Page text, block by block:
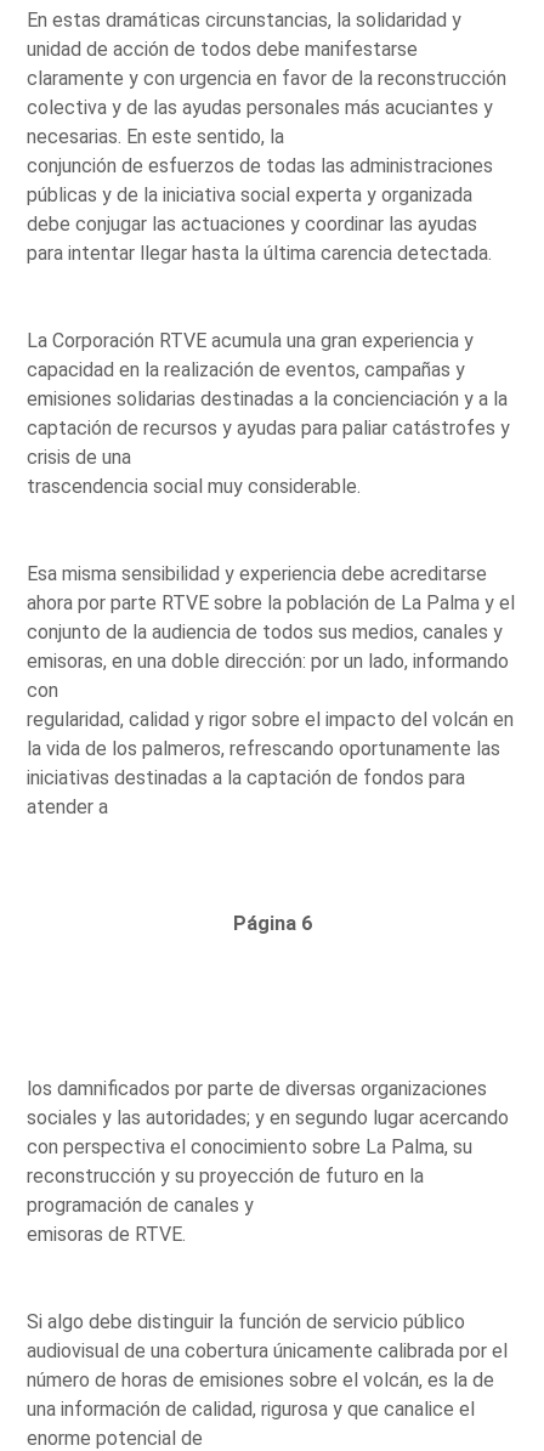
En estas dramáticas circunstancias, la solidaridad y
unidad de acción de todos debe manifestarse
claramente y con urgencia en favor de la reconstrucción
colectiva y de las ayudas personales más acuciantes y
necesarias. En este sentido, la
conjunción de esfuerzos de todas las administraciones
públicas y de la iniciativa social experta y organizada
debe conjugar las actuaciones y coordinar las ayudas
para intentar llegar hasta la última carencia detectada.
La Corporación RTVE acumula una gran experiencia y
capacidad en la realización de eventos, campañas y
emisiones solidarias destinadas a la concienciación y a la
captación de recursos y ayudas para paliar catástrofes y
crisis de una
trascendencia social muy considerable.
Esa misma sensibilidad y experiencia debe acreditarse
ahora por parte RTVE sobre la población de La Palma y el
conjunto de la audiencia de todos sus medios, canales y
emisoras, en una doble dirección: por un lado, informando
con
regularidad, calidad y rigor sobre el impacto del volcán en
la vida de los palmeros, refrescando oportunamente las
iniciativas destinadas a la captación de fondos para
atender a
Página 6
los damnificados por parte de diversas organizaciones
sociales y las autoridades; y en segundo lugar acercando
con perspectiva el conocimiento sobre La Palma, su
reconstrucción y su proyección de futuro en la
programación de canales y
emisoras de RTVE.
Si algo debe distinguir la función de servicio público
audiovisual de una cobertura únicamente calibrada por el
número de horas de emisiones sobre el volcán, es la de
una información de calidad, rigurosa y que canalice el
enorme potencial de